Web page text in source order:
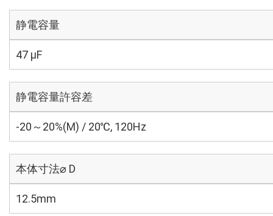
静電容量
47 µF
静電容量許容差
-20～20%(M) / 20℃, 120Hz
本体寸法⌀ D
12.5mm